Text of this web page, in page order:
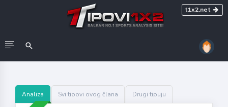
t1x2.net
Analiza Svi tipovi ovog člana Drugi tipuju